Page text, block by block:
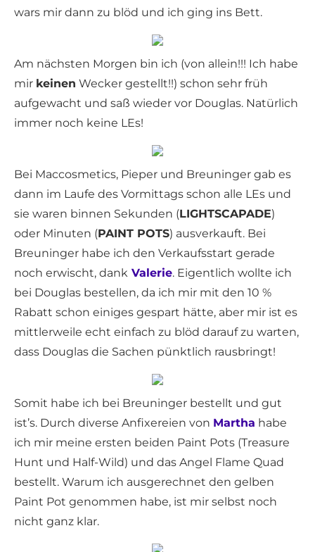
wars mir dann zu blöd und ich ging ins Bett.
Am nächsten Morgen bin ich (von allein!!! Ich habe
mir keinen Wecker gestellt!!) schon sehr früh
aufgewacht und saß wieder vor Douglas. Natürlich
immer noch keine LEs!
Bei Maccosmetics, Pieper und Breuninger gab es
dann im Laufe des Vormittags schon alle LEs und
sie waren binnen Sekunden (LIGHTSCAPADE)
oder Minuten (PAINT POTS) ausverkauft. Bei
Breuninger habe ich den Verkaufsstart gerade
noch erwischt, dank Valerie. Eigentlich wollte ich
bei Douglas bestellen, da ich mir mit den 10 %
Rabatt schon einiges gespart hätte, aber mir ist es
mittlerweile echt einfach zu blöd darauf zu warten,
dass Douglas die Sachen pünktlich rausbringt!
Somit habe ich bei Breuninger bestellt und gut
ist’s. Durch diverse Anfixereien von Martha habe
ich mir meine ersten beiden Paint Pots (Treasure
Hunt und Half-Wild) und das Angel Flame Quad
bestellt. Warum ich ausgerechnet den gelben
Paint Pot genommen habe, ist mir selbst noch
nicht ganz klar.